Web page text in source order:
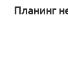
КОНТАКТЫ
Планинг